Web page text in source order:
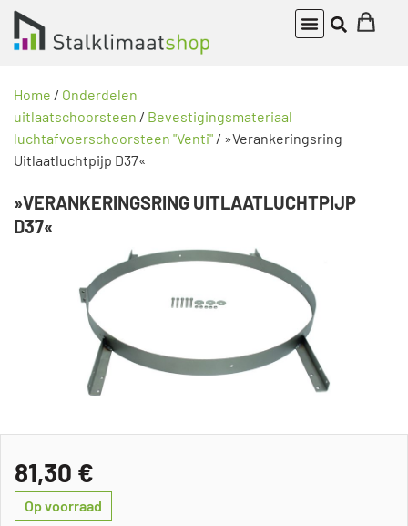
Home / Onderdelen
uitlaatschoorsteen / Bevestigingsmateriaal
luchtafvoerschoorsteen "Venti" / »Verankeringsring
Uitlaatluchtpijp D37«
»VERANKERINGSRING UITLAATLUCHTPIJP
D37«
81,30 €
Op voorraad